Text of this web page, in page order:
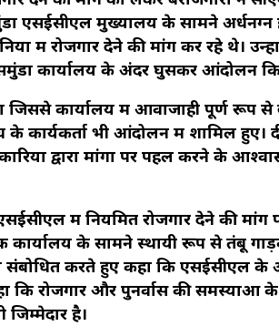
एसईसीएल मुख्यालय के सामने अर्धनग्न
में रोजगार देने की मांग कर रहे थे।
कार्यालय के अंदर घुसकर आंदोलन
जिससे कार्यालय में आवाजाही पूर्ण रूप
कार्यकर्ता भी आंदोलन में शामिल हुए।
द्वारा मांगों पर पहल करने के
में नियमित रोजगार देने की मांग
के सामने स्थायी रूप से तंबू
संबोधित करते हुए कहा कि एसईसीएल के
कि रोजगार और पुनर्वास की समस्याओं
है।